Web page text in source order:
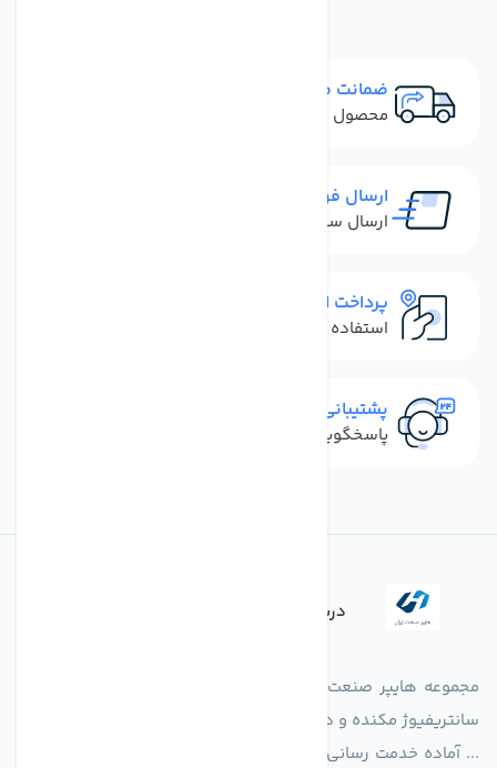
ضمانت مرجوعی
محصول نباید آسیب دیده باشد
ارسال فوری
ارسال سفارش در کمترین زمان ممکن
پرداخت امن
استفاده از روش‌های پرداخت امن
پشتیبانی سریع
پاسخگویی سریع به تماس‌ها و پیام‌ها
درباره فروشگاه
مجموعه هایپر صنعت ایران در امر تولید و واردات انواع فن های
سانتریفیوژ مکنده و دمنده آکسیال، سقفی، بین کانالی، مرغداری و
... آماده خدمت رسانی به شرکت های تولیدی، صنعتی و ساختمانی